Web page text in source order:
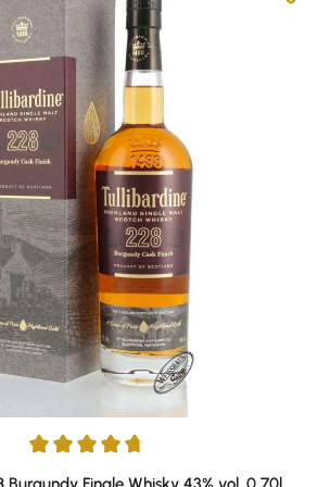
out of 5 stars